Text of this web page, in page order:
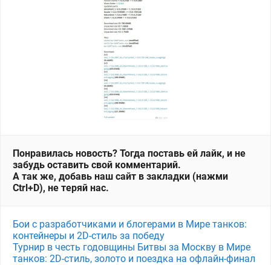
Понравилась новость? Тогда поставь ей лайк, и не
забудь оставить свой комментарий.
А так же, добавь наш сайт в закладки (нажми
Ctrl+D), не теряй нас.
Бои с разработчиками и блогерами в Мире танков:
контейнеры и 2D-стиль за победу
Турнир в честь годовщины Битвы за Москву в Мире
танков: 2D-стиль, золото и поездка на офлайн-финал